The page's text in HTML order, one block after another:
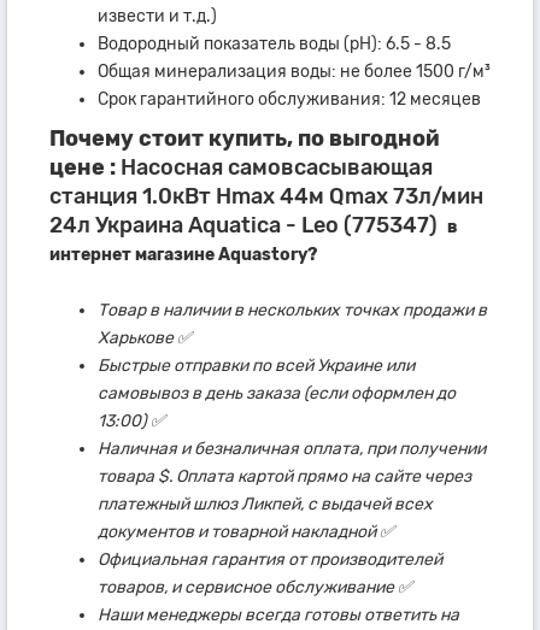
извести и т.д.)
Водородный показатель воды (рН): 6.5 - 8.5
Общая минерализация воды: не более 1500 г/м³
Срок гарантийного обслуживания: 12 месяцев
Почему стоит купить, по выгодной
цене : Насосная самовсасывающая
станция 1.0кВт Hmax 44м Qmax 73л/мин
24л Украина Aquatica - Leo (775347) в
интернет магазине Aquastory?
Товар в наличии в нескольких точках продажи в
Харькове ✅
Быстрые отправки по всей Украине или
самовывоз в день заказа (если оформлен до
13:00) ✅
Наличная и безналичная оплата, при получении
товара $. Оплата картой прямо на сайте через
платежный шлюз Ликпей, с выдачей всех
документов и товарной накладной ✅
Официальная гарантия от производителей
товаров, и сервисное обслуживание ✅
Наши менеджеры всегда готовы ответить на